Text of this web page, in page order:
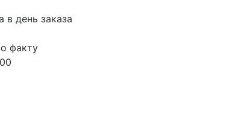
в день заказа
факту